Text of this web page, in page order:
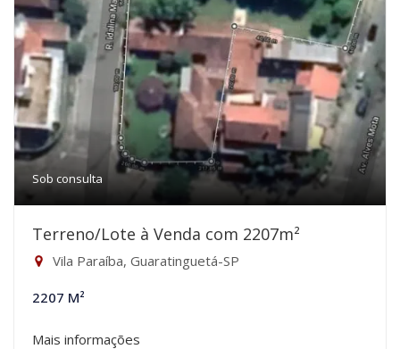
Sob consulta
Terreno/Lote à Venda com 2207m²
Vila Paraíba, Guaratinguetá-SP
2207 M²
Mais informações